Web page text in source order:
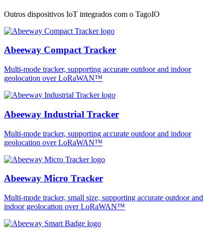
Outros dispositivos IoT integrados com o TagoIO
Abeeway Compact Tracker
Multi-mode tracker, supporting accurate outdoor and indoor
geolocation over LoRaWAN™
Abeeway Industrial Tracker
Multi-mode tracker, supporting accurate outdoor and indoor
geolocation over LoRaWAN™
Abeeway Micro Tracker
Multi-mode tracker, small size, supporting accurate outdoor and
indoor geolocation over LoRaWAN™